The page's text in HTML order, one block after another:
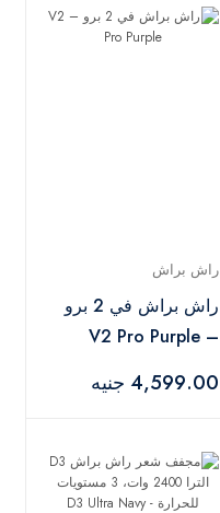
راش براش
راش براش في 2 برو
– V2 Pro Purple
4,599.00 جنيه